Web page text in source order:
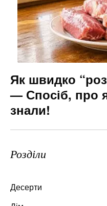
Як швидко
— Спосіб, про
знали!
Розділи
Десерти